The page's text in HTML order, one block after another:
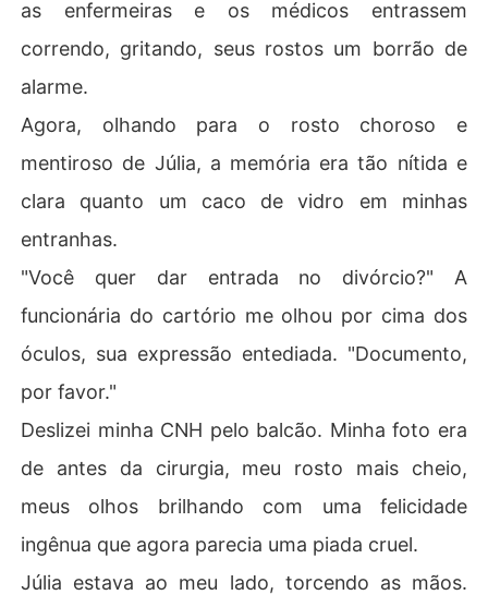
as enfermeiras e os médicos entrassem
correndo, gritando, seus rostos um borrão de
alarme.
Agora, olhando para o rosto choroso e
mentiroso de Júlia, a memória era tão nítida e
clara quanto um caco de vidro em minhas
entranhas.
"Você quer dar entrada no divórcio?" A
funcionária do cartório me olhou por cima dos
óculos, sua expressão entediada. "Documento,
por favor."
Deslizei minha CNH pelo balcão. Minha foto era
de antes da cirurgia, meu rosto mais cheio,
meus olhos brilhando com uma felicidade
ingênua que agora parecia uma piada cruel.
Júlia estava ao meu lado, torcendo as mãos.